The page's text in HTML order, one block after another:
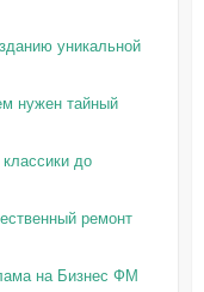
уникальной
нужен тайный
до
ремонт
на Бизнес ФМ